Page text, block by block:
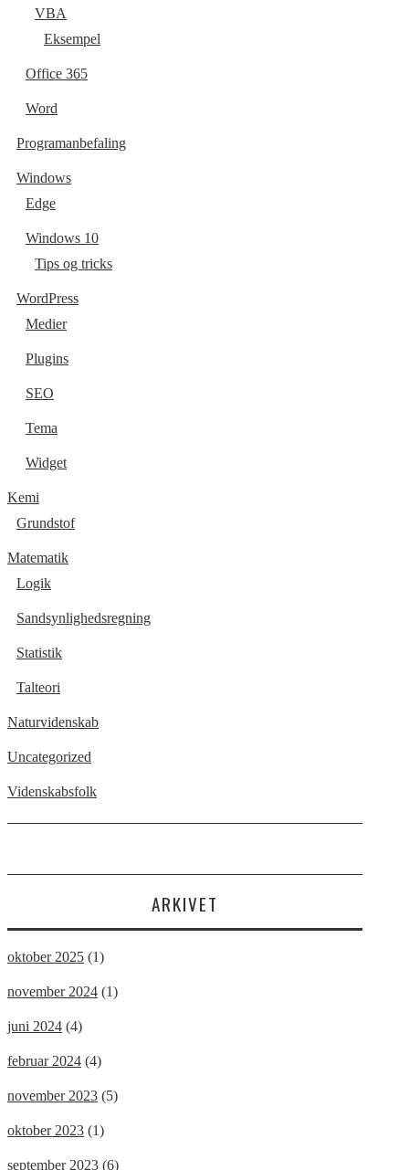
VBA
Eksempel
Office 365
Word
Programanbefaling
Windows
Edge
Windows 10
Tips og tricks
WordPress
Medier
Plugins
SEO
Tema
Widget
Kemi
Grundstof
Matematik
Logik
Sandsynlighedsregning
Statistik
Talteori
Naturvidenskab
Uncategorized
Videnskabsfolk
ARKIVET
oktober 2025 (1)
november 2024 (1)
juni 2024 (4)
februar 2024 (4)
november 2023 (5)
oktober 2023 (1)
september 2023 (6)